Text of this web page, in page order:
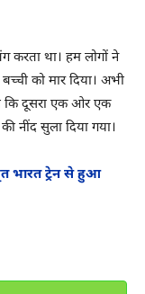
करता था। हम लोगों ने
को मार दिया। अभी
कि दूसरा एक ओर एक
नींद सुला दिया गया।
भारत ट्रेन से हुआ